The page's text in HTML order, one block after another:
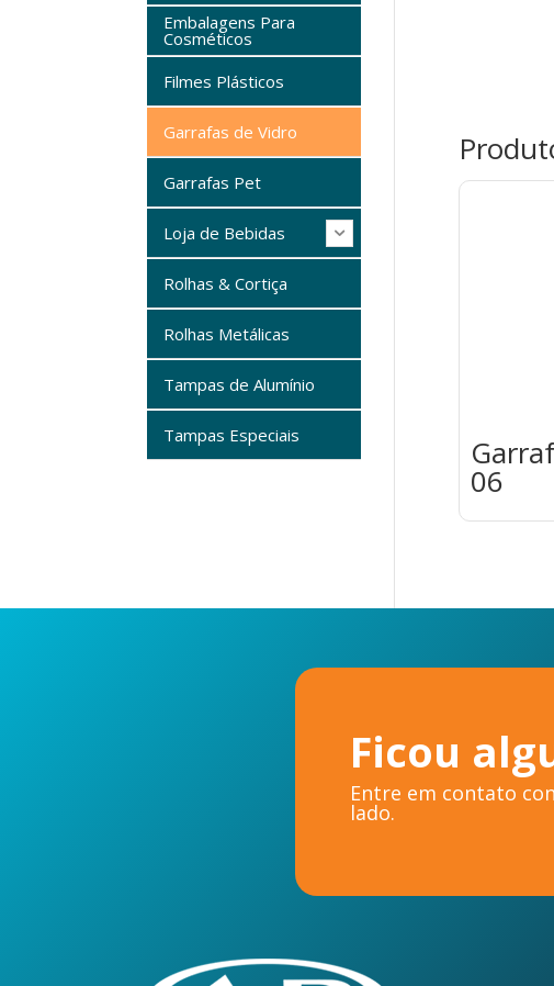
06
Embalagens Para
Cosméticos
Filmes Plásticos
Garrafas de Vidro
Garrafas Pet
Loja de Bebidas
Rolhas & Cortiça
Rolhas Metálicas
Tampas de Alumínio
Tampas Especiais
Ficou
Entre em contato
lado.